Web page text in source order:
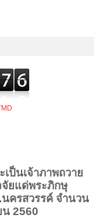
ป็นเจ้าภาพถวาย
จัยแด่พระภิกษุ
ครสวรรค์ จำนวน
น 2560